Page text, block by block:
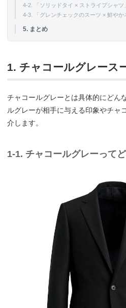
4-2. 「ソリッドタイ × ストライプシャツ
4-3. 「グレンチェックのスーツ × 鮮や
5. まとめ
1. チャコールグレース
チャコールグレーとは具体的にどん
ルグレーが相手に与える印象やチャ
介します。
1-1. チャコールグレーって